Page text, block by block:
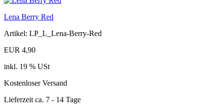
Lena Berry Red
Artikel: LP_L_Lena-Berry-Red
EUR 4,90
inkl. 19 % USt
Kostenloser Versand
Lieferzeit ca. 7 - 14 Tage